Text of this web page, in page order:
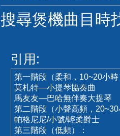
搜尋煲機曲目時
引用:
第一階段（柔和，10~20小
莫札特—小提琴協奏曲
馬友友—巴哈無伴奏大提琴
第二階段（小聲高頻，
帕格尼尼/小號/輕柔爵士
第三階段（低頻）：